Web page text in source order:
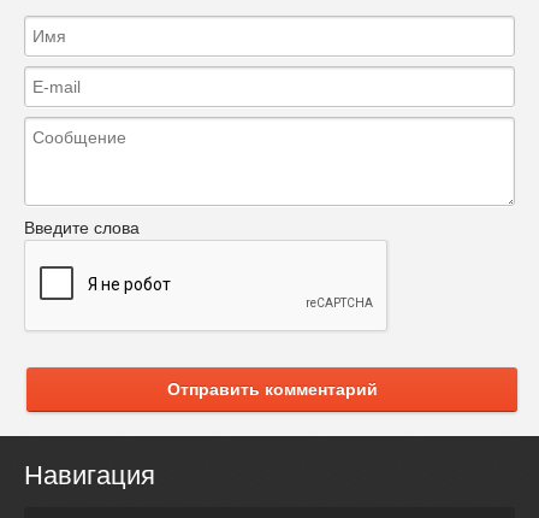
Введите слова
Отправить комментарий
Навигация